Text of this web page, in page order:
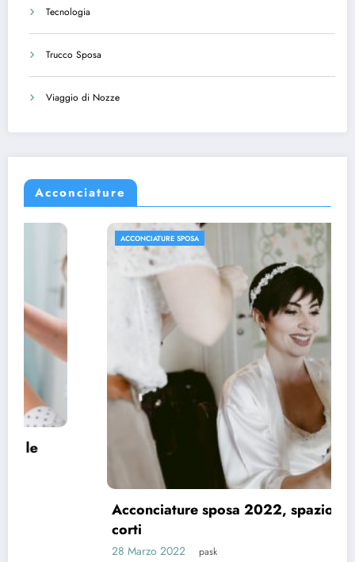
Tecnologia
Trucco Sposa
Viaggio di Nozze
Acconciature
Acconciature sposa 2022, spazio ai capelli
pask